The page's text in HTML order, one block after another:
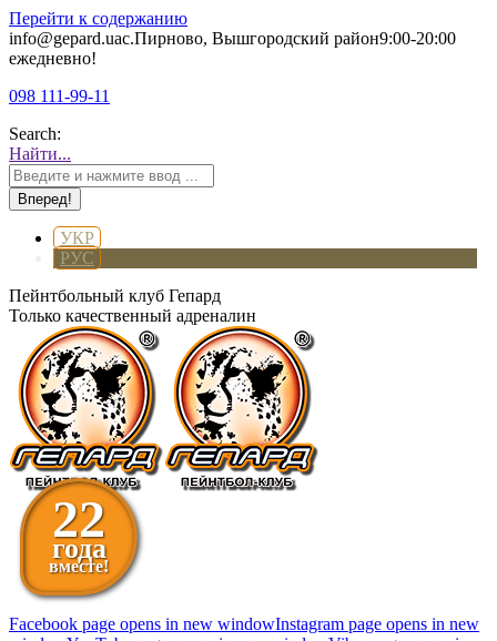
Перейти к содержанию
info@gepard.uaс.Пирново, Вышгородский район9:00-20:00
ежедневно!
098 111-99-11
Search:
Найти...
УКР
РУС
Пейнтбольный клуб Гепард
Только качественный адреналин
22
года
вместе!
Facebook page opens in new windowInstagram page opens in new